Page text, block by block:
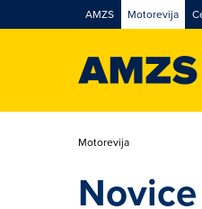
AMZS Motorevija
Motorevija